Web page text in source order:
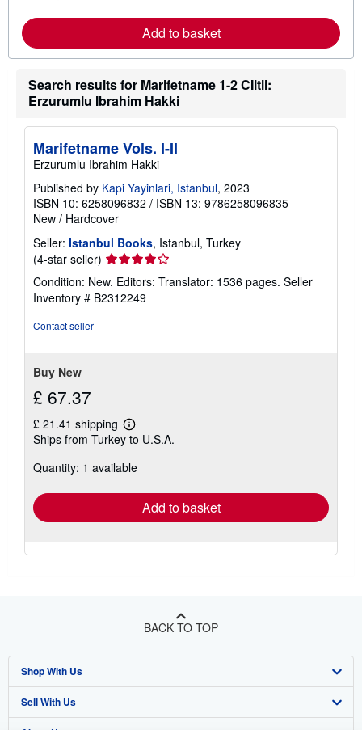
e
a
o
t
s
p
r
a
s
Add to basket
Search results for Marifetname 1-2 CIltli:
Erzurumlu Ibrahim Hakki
Marifetname Vols. I-II
Erzurumlu Ibrahim Hakki
Published by Kapi Yayinlari, Istanbul, 2023
ISBN 10: 6258096832 / ISBN 13: 9786258096835
New / Hardcover
Seller: Istanbul Books, Istanbul, Turkey
(4-star seller) Seller
rating
4
out
Condition: New. Editors: Translator: 1536 pages. Seller
Inventory # B2312249
Contact seller
Buy New
£ 67.37
£ 21.41 shipping
Learn
more
shipping
Ships from Turkey to U.S.A.
Quantity: 1 available
Add to basket
BACK TO TOP
Shop With Us
Advanced Search
Sell With Us